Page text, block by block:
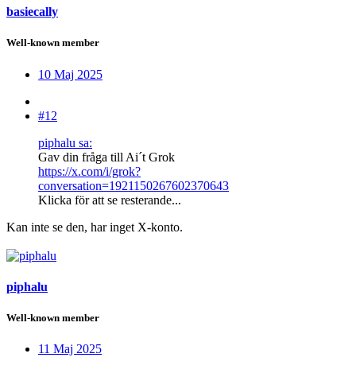
basiecally
Well-known member
10 Maj 2025
#12
piphalu sa:
Gav din fråga till Ai´t Grok
https://x.com/i/grok?
conversation=1921150267602370643
Klicka för att se resterande...
Kan inte se den, har inget X-konto.
piphalu
Well-known member
11 Maj 2025